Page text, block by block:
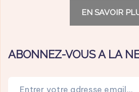
EN SAVOIR
ABONNEZ-VOUS A LA